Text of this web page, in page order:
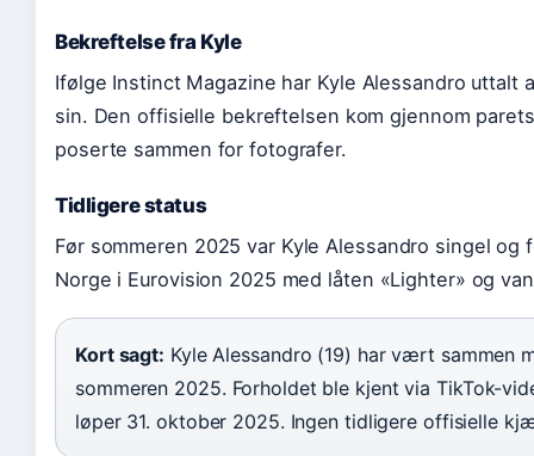
Bekreftelse fra Kyle
Ifølge Instinct Magazine har Kyle Alessandro
sin. Den offisielle bekreftelsen kom gjennom
poserte sammen for fotografer.
Tidligere status
Før sommeren 2025 var Kyle Alessandro singel
Norge i Eurovision 2025 med låten «Lighter» og
Kort sagt: Kyle Alessandro (19) har vært sammen
sommeren 2025. Forholdet ble kjent via TikTok-
løper 31. oktober 2025. Ingen tidligere offisielle